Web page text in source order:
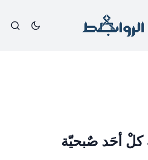
كلْ أحَد صٌبحيّة